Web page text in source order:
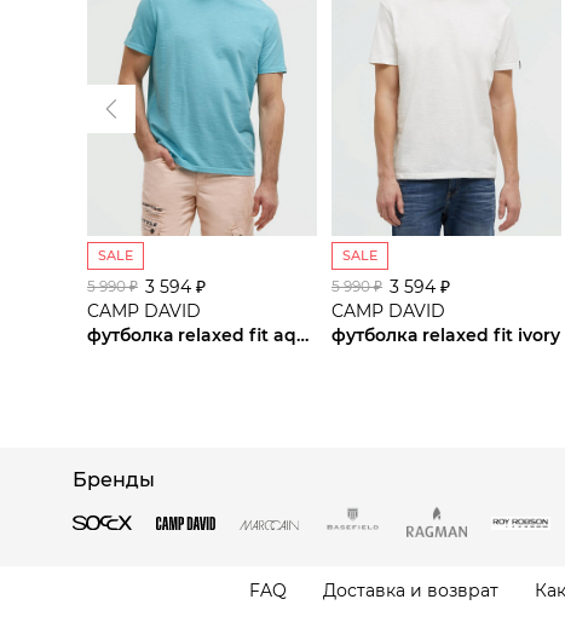
SALE
5 990 ₽ 3 594 ₽
CAMP DAVID
футболка relaxed fit aqua
SALE
5 990 ₽ 3 594 ₽
CAMP DAVID
футболка relaxed fit ivory
Бренды
FAQ Доставка и возврат